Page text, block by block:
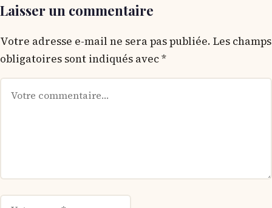
Laisser un commentaire
Votre adresse e-mail ne sera pas publiée. Les champs
obligatoires sont indiqués avec*